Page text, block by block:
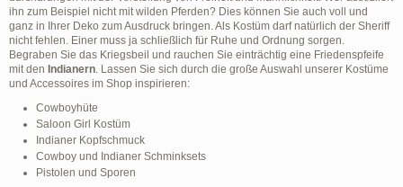
ihn zum Beispiel nicht mit wilden Pferden? Dies können Sie auch voll und
ganz in Ihrer Deko zum Ausdruck bringen. Als Kostüm darf natürlich der Sheriff
nicht fehlen. Einer muss ja schließlich für Ruhe und Ordnung sorgen.
Begraben Sie das Kriegsbeil und rauchen Sie einträchtig eine Friedenspfeife
mit den Indianern. Lassen Sie sich durch die große Auswahl unserer Kostüme
und Accessoires im Shop inspirieren:
Cowboyhüte
Saloon Girl Kostüm
Indianer Kopfschmuck
Cowboy und Indianer Schminksets
Pistolen und Sporen